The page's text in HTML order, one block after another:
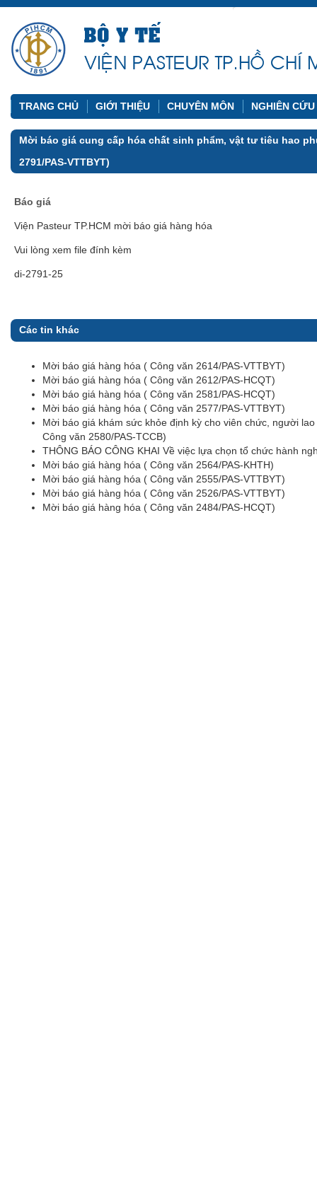
TRANG CHỦ GIỚI THIỆU CHUYÊN MÔN NGHIÊN
Mời báo giá cung cấp hóa chất sinh phẩm, vật tư tiêu hao
2791/PAS-VTTBYT)
Báo giá
Viện Pasteur TP.HCM mời báo giá hàng hóa
Vui lòng xem file đính kèm
di-2791-25
Các tin khác
Mời báo giá hàng hóa ( Công văn 2614/PAS-VTTBYT)
Mời báo giá hàng hóa ( Công văn 2612/PAS-HCQT)
Mời báo giá hàng hóa ( Công văn 2581/PAS-HCQT)
Mời báo giá hàng hóa ( Công văn 2577/PAS-VTTBYT)
Mời báo giá khám sức khỏe định kỳ cho viên chức, người
Công văn 2580/PAS-TCCB)
THÔNG BÁO CÔNG KHAI Về việc lựa chọn tổ chức hành
Mời báo giá hàng hóa ( Công văn 2564/PAS-KHTH)
Mời báo giá hàng hóa ( Công văn 2555/PAS-VTTBYT)
Mời báo giá hàng hóa ( Công văn 2526/PAS-VTTBYT)
Mời báo giá hàng hóa ( Công văn 2484/PAS-HCQT)